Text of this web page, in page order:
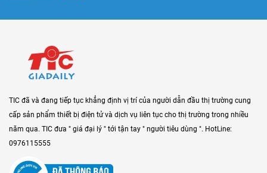
TIC đã và đang tiếp tục khẳng định vị trí của người dẫn đầu thị trường cung
cấp sản phẩm thiết bị điện tử và dịch vụ liên tục cho thị trường trong nhiều
năm qua. TIC đưa " giá đại lý " tới tận tay " người tiêu dùng ". HotLine:
0976115555